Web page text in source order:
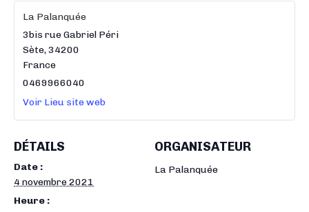
DÉTAILS
Date :
4 novembre 2021
Heure :
ORGANISATEUR
La Palanquée
La Palanquée
3bis rue Gabriel Péri
Sète,34200
France
0469966040
Voir Lieu site web